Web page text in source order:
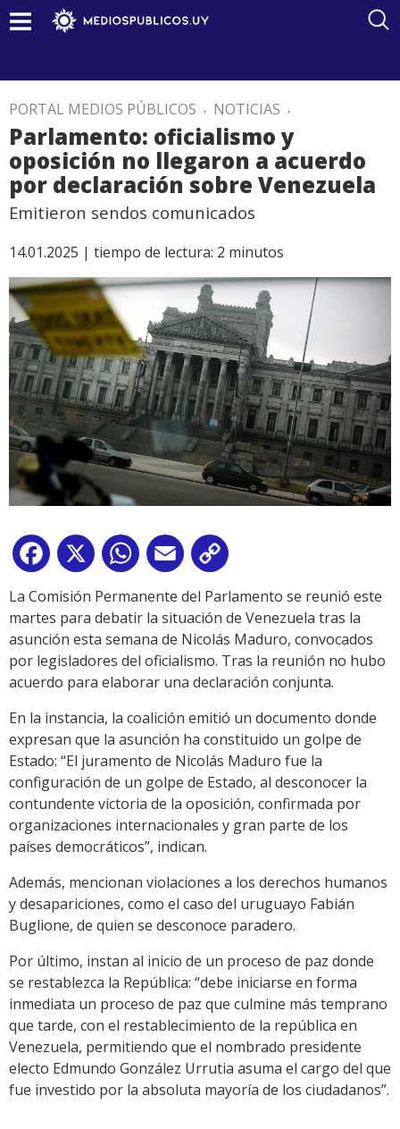
PORTAL MEDIOS PÚBLICOS . NOTICIAS .
Parlamento: oficialismo y
oposición no llegaron a acuerdo
por declaración sobre Venezuela
Emitieron sendos comunicados
14.01.2025 | tiempo de lectura: 2 minutos
Facebook
X WhatsApp
Email
Link
La Comisión Permanente del Parlamento se reunió este
martes para debatir la situación de Venezuela tras la
asunción esta semana de Nicolás Maduro, convocados
por legisladores del oficialismo. Tras la reunión no hubo
acuerdo para elaborar una declaración conjunta.
En la instancia, la coalición emitió un documento donde
expresan que la asunción ha constituido un golpe de
Estado: “El juramento de Nicolás Maduro fue la
configuración de un golpe de Estado, al desconocer la
contundente victoria de la oposición, confirmada por
organizaciones internacionales y gran parte de los
países democráticos”, indican.
Además, mencionan violaciones a los derechos humanos
y desapariciones, como el caso del uruguayo Fabián
Buglione, de quien se desconoce paradero.
Por último, instan al inicio de un proceso de paz donde
se restablezca la República: “debe iniciarse en forma
inmediata un proceso de paz que culmine más temprano
que tarde, con el restablecimiento de la república en
Venezuela, permitiendo que el nombrado presidente
electo Edmundo González Urrutia asuma el cargo del que
fue investido por la absoluta mayoría de los ciudadanos”.